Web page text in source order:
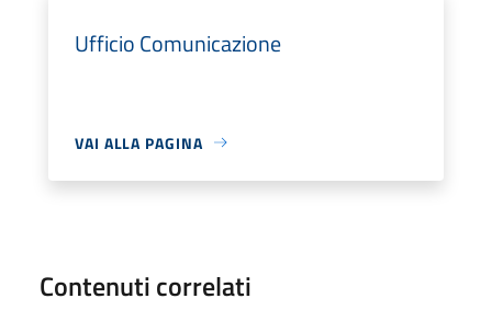
Ufficio Comunicazione
VAI ALLA PAGINA
Contenuti correlati